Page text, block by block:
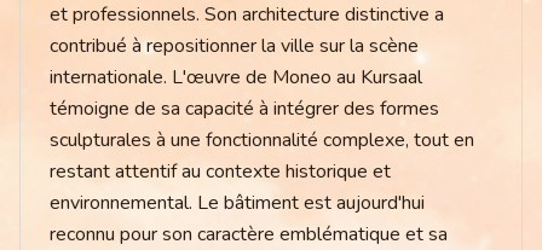
et professionnels. Son architecture distinctive a
contribué à repositionner la ville sur la scène
internationale. L'œuvre de Moneo au Kursaal
témoigne de sa capacité à intégrer des formes
sculpturales à une fonctionnalité complexe, tout en
restant attentif au contexte historique et
environnemental. Le bâtiment est aujourd'hui
reconnu pour son caractère emblématique et sa